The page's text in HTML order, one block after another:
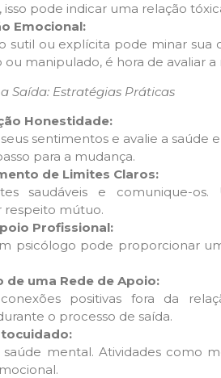
isso pode indicar uma relação
Emocional:
sutil ou explícita pode minar
ou manipulado, é hora de avaliar a
Saída: Estratégias Práticas
Honestidade:
sentimentos e avalie a
para a mudança.
de Limites Claros:
saudáveis e comunique-
respeito mútuo.
Profissional:
psicólogo pode proporcionar
de uma Rede de Apoio:
positivas fora da
o processo de saída.
saúde mental. Atividades como